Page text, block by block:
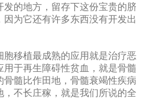
的地方，留存下这份宝贵的脐
为它还有许多东西没有开发出
胞移植最成熟的应用就是治疗恶
于再生障碍性贫血，就是骨髓
骨髓比作田地，骨髓衰竭性疾病
，不长庄稼，就是我们所说的全